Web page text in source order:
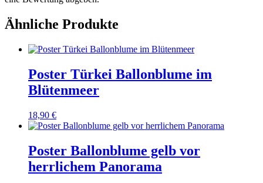
Ähnliche Produkte
Poster Türkei Ballonblume im
Blütenmeer
18,90 €
Poster Ballonblume gelb vor
herrlichem Panorama